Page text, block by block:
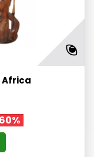
Africa